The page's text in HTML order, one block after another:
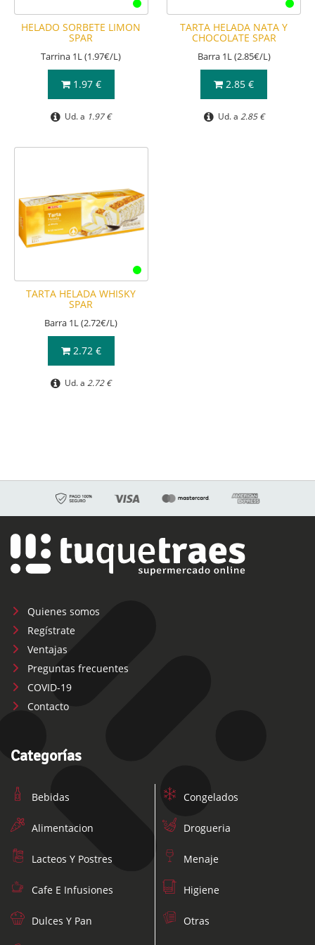
HELADO SORBETE LIMON
SPAR
Tarrina 1L (1.97€/L)
1.97 €
Ud. a 1.97 €
TARTA HELADA NATA Y
CHOCOLATE SPAR
Barra 1L (2.85€/L)
2.85 €
Ud. a 2.85 €
TARTA HELADA WHISKY
SPAR
Barra 1L (2.72€/L)
2.72 €
Ud. a 2.72 €
Quienes somos
Regístrate
Ventajas
Preguntas frecuentes
COVID-19
Contacto
Categorías
Bebidas
Alimentacion
Lacteos Y Postres
Cafe E Infusiones
Dulces Y Pan
Congelados
Drogueria
Menaje
Higiene
Otras